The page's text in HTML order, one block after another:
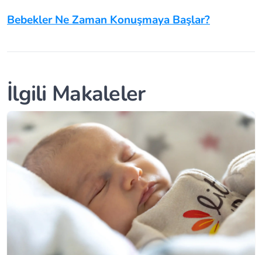
Bebekler Ne Zaman Konuşmaya Başlar?
İlgili Makaleler